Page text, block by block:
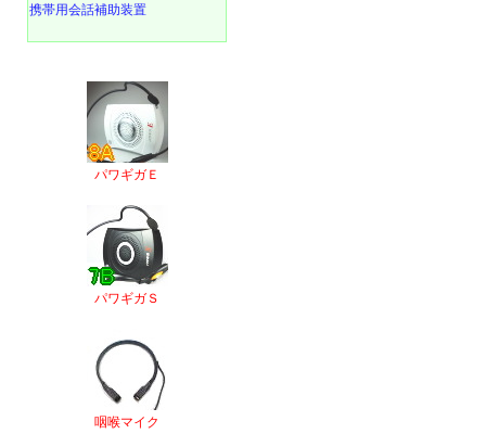
携帯用会話補助装置
パワギガＥ
パワギガＳ
咽喉マイク